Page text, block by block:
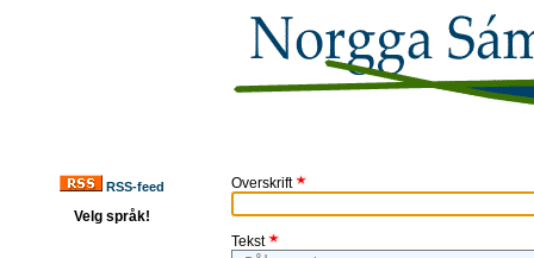
RSS-feed
Velg språk!
Overskrift
Tekst